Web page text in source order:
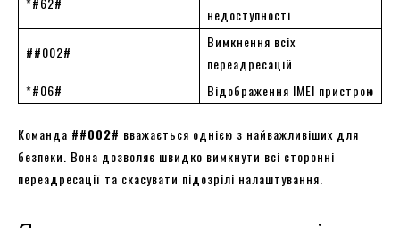
недоступності
##002#
Вимкнення всіх
переадресацій
*#06#
Відображення IMEI пристрою
Команда ##002# вважається однією з найважливіших для
безпеки. Вона дозволяє швидко вимкнути всі сторонні
переадресації та скасувати підозрілі налаштування.